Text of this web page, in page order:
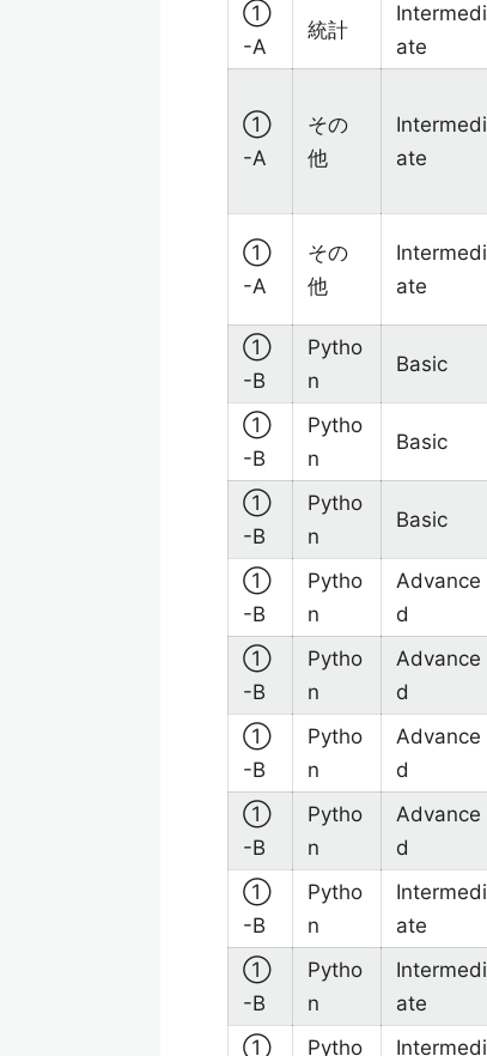
①
-A
統計
Intermedi
ate
①
-A
その
他
Intermedi
ate
①
-A
その
他
Intermedi
ate
①
-B
Pytho
n
Basic
①
-B
Pytho
n
Basic
①
-B
Pytho
n
Basic
①
-B
Pytho
n
Advance
d
①
-B
Pytho
n
Advance
d
①
-B
Pytho
n
Advance
d
①
-B
Pytho
n
Advance
d
①
-B
Pytho
n
Intermedi
ate
①
-B
Pytho
n
Intermedi
ate
① Pytho Intermedi